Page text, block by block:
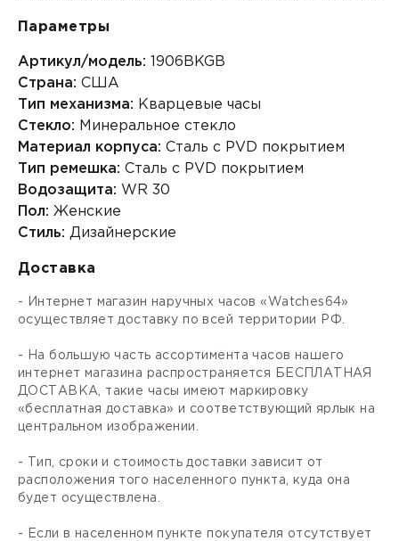
Параметры
Артикул/модель: 1906BKGB
Страна: США
Тип механизма: Кварцевые часы
Стекло: Минеральное стекло
Материал корпуса: Сталь с PVD покрытием
Тип ремешка: Сталь с PVD покрытием
Водозащита: WR 30
Пол: Женские
Стиль: Дизайнерские
Доставка
- Интернет магазин наручных часов «Watches64»
осуществляет доставку по всей территории РФ.
- На большую часть ассортимента часов нашего
интернет магазина распространяется БЕСПЛАТНАЯ
ДОСТАВКА, такие часы имеют маркировку
«бесплатная доставка» и соответствующий ярлык на
центральном изображении.
- Тип, сроки и стоимость доставки зависит от
расположения того населенного пункта, куда она
будет осуществлена.
- Если в населенном пункте покупателя отсутствует